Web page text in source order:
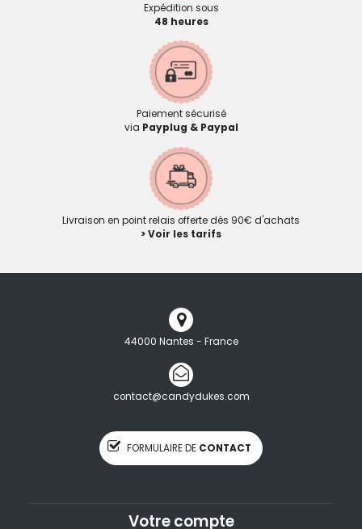
Expédition sous
48 heures
Paiement sécurisé
via Payplug & Paypal
Livraison en point relais offerte dès 90€ d'achats
> Voir les tarifs
44000 Nantes - France
contact@candydukes.com
FORMULAIRE DE CONTACT
Votre compte